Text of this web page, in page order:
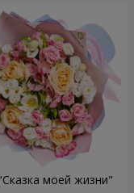
моей жизни"